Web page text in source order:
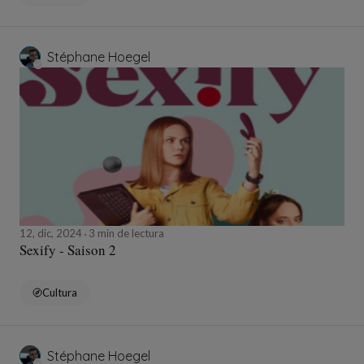
Stéphane Hoegel
12, dic, 2024 3 min de lectura
Sexify - Saison 2
Cultura
Stéphane Hoegel